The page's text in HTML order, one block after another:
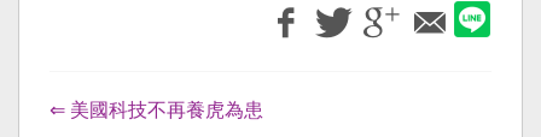
⇐ 美國科技不再養虎為患